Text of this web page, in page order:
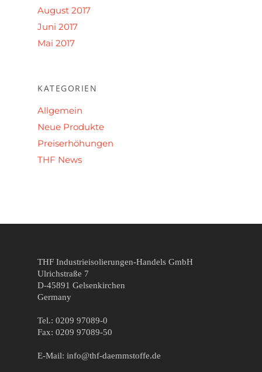
August 2017
Juni 2017
Mai 2017
KATEGORIEN
Allgemein
Neue Produkte
Preiserhöhungen
THF News
THF Industrieisolierungen-Handels GmbH
Ulrichstraße 7
D-45891 Gelsenkirchen
Germany
Tel.: 0209 97089-0
Fax: 0209 97089-50
E-Mail: info@thf-daemmstoffe.de